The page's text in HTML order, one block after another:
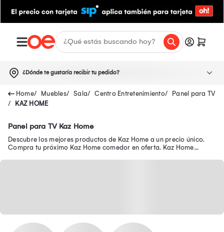
¿Dónde te gustaría recibir tu pedido?
Muebles Sala Centro Entretenimiento
Panel para TV
KAZ HOME
Panel para TV Kaz Home
Descubre los mejores productos de Kaz Home a un precio único.
Compra tu próximo Kaz Home comedor en oferta. Kaz Home